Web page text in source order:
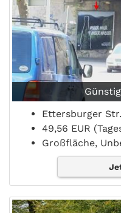
Ettersburger
49,56 EUR
Großfläche,